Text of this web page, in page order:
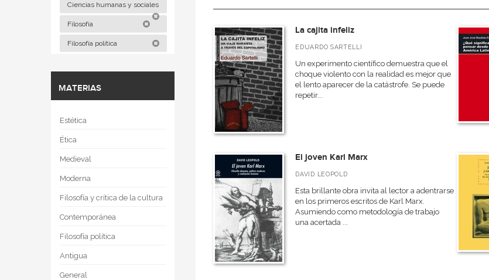
Ciencias humanas y sociales
Filosofía
Filosofía política
MATERIAS
Estética
Ética
Medieval
Moderna
Filosofía y crítica de la cultura
Contemporánea
Filosofía política
Antigua
General
La cajita infeliz
EDUARDO SARTELLI
Un experimento científico demuestra que el
choque violento con la realidad es mejor que
el lento aparecer de la catástrofe. Se puede
repetir...
El joven Karl Marx
DAVID LEOPOLD
Esta brillante obra invita al lector a adentrarse
en los primeros escritos de Karl Marx.
Asumiendo como metodología de trabajo
una acertada ...